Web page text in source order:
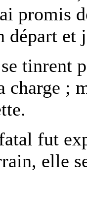
promis
départ
tinrent
charge ;
fut
elle